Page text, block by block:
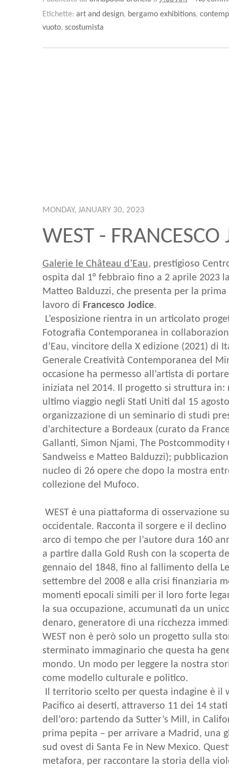
Etichette: art and design, bergamo exhibitions,
vuoto, scostumista
MONDAY, JANUARY 30, 2023
WEST - FRANCESCO
Galerie le Château d’Eau, prestigioso
ospita dal 1° febbraio fino a 2 aprile 2023
Matteo Balduzzi, che presenta per la
lavoro di Francesco Jodice.
L’esposizione rientra in un articolato
Fotografia Contemporanea in
d’Eau, vincitore della X edizione (2021) di
Generale Creatività Contemporanea del
occasione ha permesso all’artista di
iniziata nel 2014. Il progetto si struttura in:
ultimo viaggio negli Stati Uniti dal 15
organizzazione di un seminario di studi
d'architecture a Bordeaux (curato da
Gallanti, Simon Njami, The Postcommodity
Sandweiss e Matteo Balduzzi);
nucleo di 26 opere che dopo la mostra
collezione del Mufoco.
WEST è una piattaforma di osservazione
occidentale. Racconta il sorgere e il
arco di tempo che per l’autore dura 160
a partire dalla Gold Rush con la scoperta
gennaio del 1848, fino al fallimento della
settembre del 2008 e alla crisi finanziaria
momenti epocali simili per il loro forte
la sua occupazione, accumunati da un
denaro, generatore di una ricchezza
WEST non è però solo un progetto sulla
sterminato immaginario che questa ha
mondo. Un modo per leggere la nostra
come modello culturale e politico.
Il territorio scelto per questa indagine è il
Pacifico ai deserti, attraverso 11 dei 14
dell’oro: partendo da Sutter’s Mill, in
prima pepita – per arrivare a Madrid, una
sud ovest di Santa Fe in New Mexico.
metafora, per raccontare la storia della